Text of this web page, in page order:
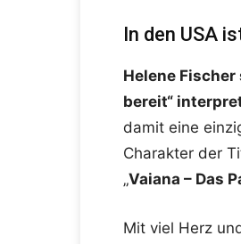
In den USA
Helene
bereit“
damit eine
Charakter der
„Vaiana – Das
Mit viel Herz